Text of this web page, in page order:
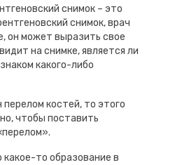
снимок – это
снимок, врач
он может выразить свое
на снимке, является ли
какого-либо
перелом костей, то этого
чтобы поставить
какое-то образование в